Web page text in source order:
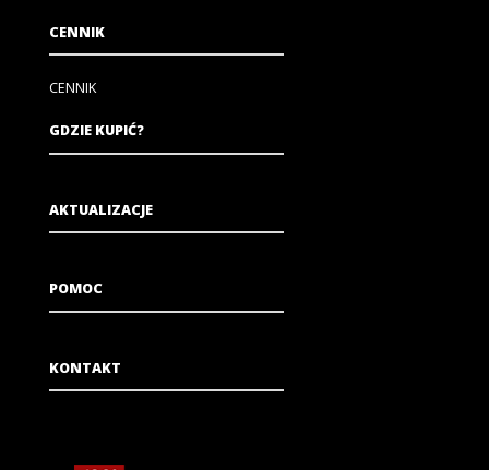
CENNIK
CENNIK
GDZIE KUPIĆ?
AKTUALIZACJE
POMOC
KONTAKT